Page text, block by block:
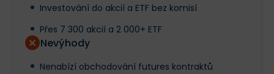
Investování do akcií a ETF bez komisí
Přes 7 300 akcií a 2 000+ ETF
Nevýhody
Nenabízí obchodování futures kontraktů